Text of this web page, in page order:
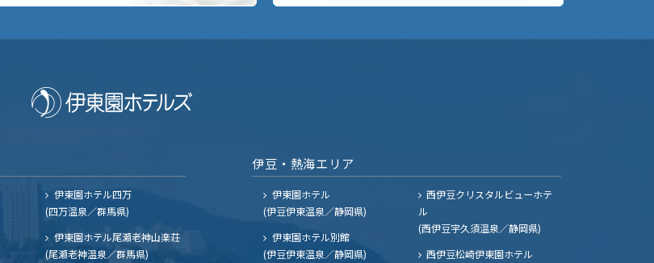
伊東園ホテル四万
(四万温泉／群馬県)
伊東園ホテル尾瀬老神山楽荘
(尾瀬老神温泉／群馬県)
伊豆・熱海エリア
伊東園ホテル
(伊豆伊東温泉／静岡県)
伊東園ホテル別館
(伊豆伊東温泉／静岡県)
西伊豆クリスタルビューホテ
ル
(西伊豆宇久須温泉／静岡県)
西伊豆松崎伊東園ホテル